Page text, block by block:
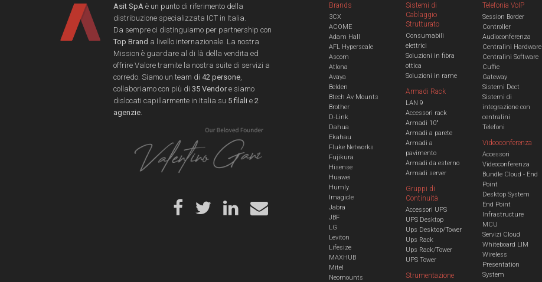
Asit SpA è un punto di riferimento della
distribuzione specializzata ICT in Italia.
Da sempre ci distinguiamo per partnership con
Top Brand a livello internazionale. La nostra
Mission è guardare al di là della vendita ed
offrire Valore tramite la nostra suite di servizi a
corredo. Siamo un team di 42 persone
collaboriamo con più di 35 Vendore siamo
dislocati capillarmente in Italia su 5 filali e 2
agenzie
Brands
3CX
ACOME
Adam Hall
AFL Hyperscale
Ascom
Atlona
Avaya
Belden
Btech Av Mounts
Brother
D-Link
Dahua
Ekahau
Fluke Networks
Fujikura
Hisense
Huawei
Humly
Imagicle
Jabra
JBF
LG
Leviton
Lifesize
MAXHUB
Mitel
Neomounts
Sistemi di
Cablaggio
Strutturato
Consumabili
elettrici
Soluzioni in fibra
ottica
Soluzioni in rame
Armadi Rack
LAN 9
Accessori rack
Armadi 10"
Armadi a parete
Armadi a
pavimento
Armadi da esterno
Armadi server
Gruppi di
Continuità
Accessori UPS
UPS Desktop
Ups Desktop/Tower
Ups Rack
Ups Rack/Tower
UPS Tower
Strumentazione
Telefonia VoIP
Session Border
Controller
Audioconferenza
Centralini Hardware
Centralini Software
Cuffie
Gateway
Sistemi Dect
Sistemi di
integrazione con
centralini
Telefoni
Videoconferenza
Accessori
Videoconferenza
Bundle Cloud - End
Point
Desktop System
End Point
Infrastructure
MCU
Servizi Cloud
Whiteboard LIM
Wireless
Presentation
System